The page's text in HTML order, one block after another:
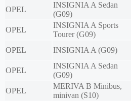
OPEL
INSIGNIA A Sedan
(G09)
OPEL
INSIGNIA A Sports
Tourer (G09)
OPEL
INSIGNIA A (G09)
OPEL
INSIGNIA A Sedan
(G09)
OPEL
MERIVA B Minibus,
minivan (S10)